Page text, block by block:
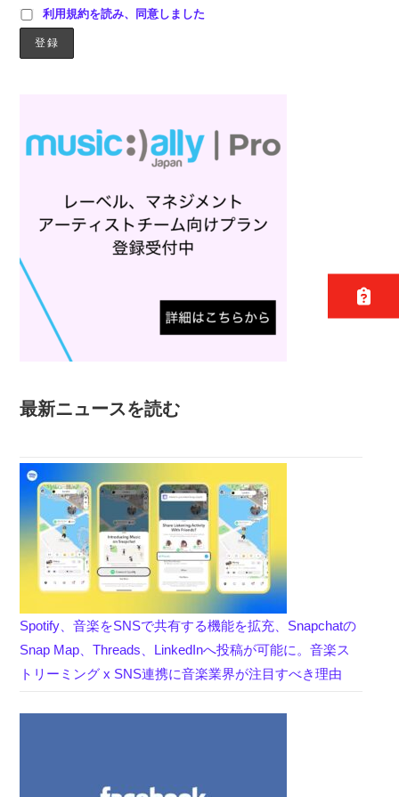
利用規約を読み、同意しました
最新ニュースを読む
Spotify、音楽をSNSで共有する機能を拡充、Snapchatの
Snap Map、Threads、LinkedInへ投稿が可能に。音楽ス
トリーミング x SNS連携に音楽業界が注目すべき理由